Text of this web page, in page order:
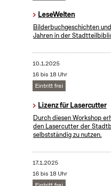
LeseWelten
Bilderbuchgeschichten
Jahren in der
10.1.2025
16 bis 18 Uhr
Eintritt frei
Lizenz für Lasercutter
Durch diesen Workshop
den Lasercutter der
selbstständig zu nutzen.
17.1.2025
16 bis 18 Uhr